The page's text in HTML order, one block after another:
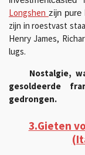
Longshen zijn pure
zijn in roestvast
Henry James,
lugs.
Nostalgie,
gesoldeerde
gedrongen.
3.Gieten